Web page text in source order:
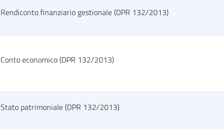
Rendiconto finanziario gestionale (DPR 132/2013)
Conto economico (DPR 132/2013)
Stato patrimoniale (DPR 132/2013)